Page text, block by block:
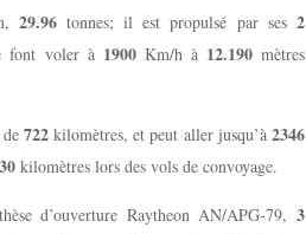
29.96tonnes; il est propulsé par ses 2
font voler à 1900 Km/h à12.190mètres
722kilomètres, et peut aller jusqu’à2346
kilomètres lors des vols de convoyage.
d’ouverture Raytheon AN/APG-79, 3